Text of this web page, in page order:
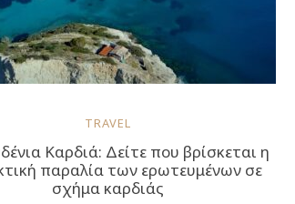
TRAVEL
Καρδιά: Δείτε που βρίσκεται η
παραλία των ερωτευμένων σε
σχήμα καρδιάς